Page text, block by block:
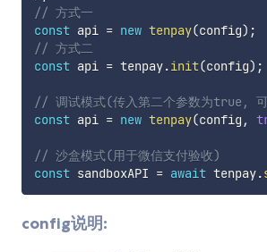
// 方式一
const api = new tenpay(config) ;
// 方式二
const api = tenpay.init(config) ;
// 调试模式(传入第二个参数为true, 可
const api = new tenpay(config ,
// 沙盒模式(用于微信支付验收)
const sandboxAPI = await tenpay.
config说明: